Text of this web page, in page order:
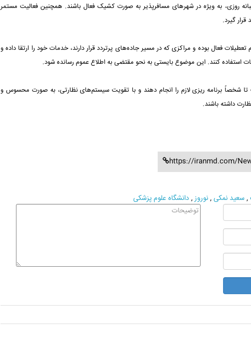
روزی، به ویژه در شهرهای مسافرپذیر به صورت کشیک فعال باشند. همچنین فعالیت مستمر
گیرد.
فعال بوده و مراکزی که در مسیر جاده‌های پرتردد قرار دارند، خدمات خود را ارتقا داده و
استفاده کنند. این موضوع بایستی به نحو مقتضی به اطلاع عموم رسانده شود.
شخصاً برنامه ریزی لازم را انجام دهند و با تقویت سیستم‌های نظارتی، به صورت محسوس و
داشته باشند.
https://iranmd.com/
,سعید نمکی,نوروز,دانشگاه علوم پزشکی